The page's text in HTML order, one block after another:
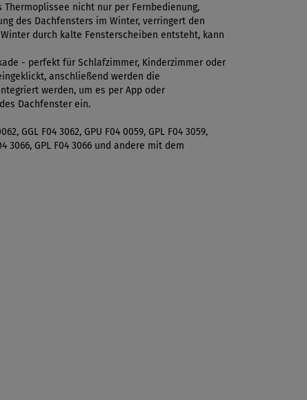
nicht nur per Fernbedienung,
des Dachfensters im Winter, verringert den
durch kalte Fensterscheiben entsteht, kann
- perfekt für Schlafzimmer, Kinderzimmer oder
anschließend werden die
werden, um es per App oder
Dachfenster ein.
GGL F04 3062, GPU F04 0059, GPL F04 3059,
3066, GPL F04 3066 und andere mit dem